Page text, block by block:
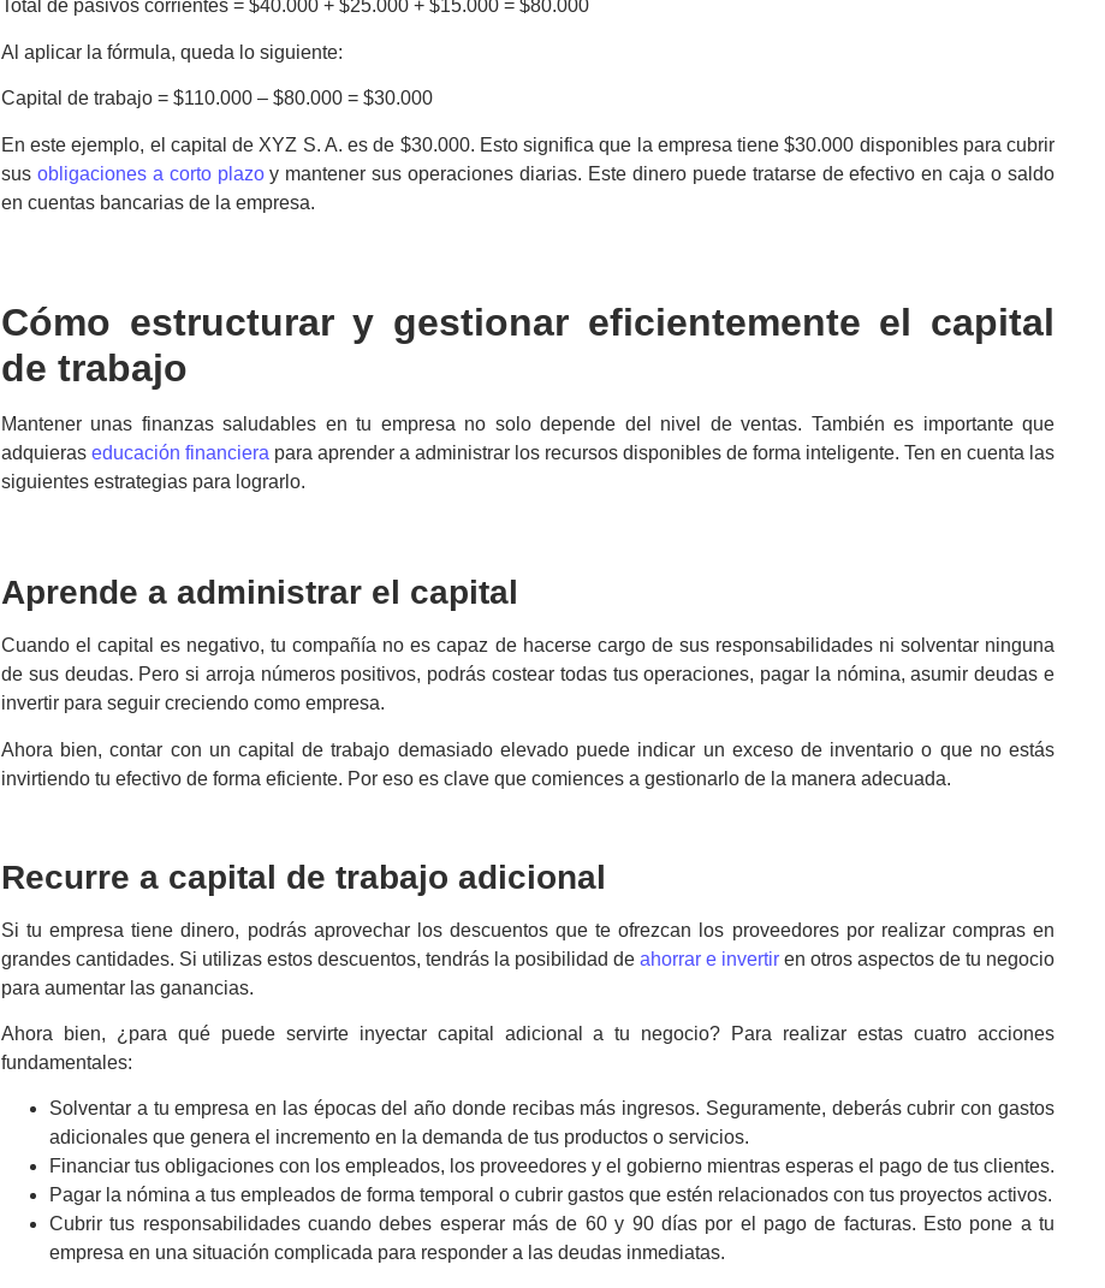
Total de pasivos corrientes = $40.000 + $25.000 + $15.000 = $80.000
Al aplicar la fórmula, queda lo siguiente:
Capital de trabajo = $110.000 – $80.000 = $30.000
En este ejemplo, el capital de XYZ S. A. es de $30.000. Esto significa que la empresa tiene $30.000 disponibles para cubrir
sus obligaciones a corto plazoy mantener sus operaciones diarias. Este dinero puede tratarse de efectivo en caja o saldo
en cuentas bancarias de la empresa.
Cómo estructurar y gestionar eficientemente el capital
de trabajo
Mantener unas finanzas saludables en tu empresa no solo depende del nivel de ventas. También es importante que
adquieras educación financiera para aprender a administrar los recursos disponibles de forma inteligente. Ten en cuenta las
siguientes estrategias para lograrlo.
Aprende a administrar el capital
Cuando el capital es negativo, tu compañía no es capaz de hacerse cargo de sus responsabilidades ni solventar ninguna
de sus deudas. Pero si arroja números positivos, podrás costear todas tus operaciones, pagar la nómina, asumir deudas e
invertir para seguir creciendo como empresa.
Ahora bien, contar con uncapital de trabajo demasiado elevado puede indicar un exceso de inventario o que no estás
invirtiendo tu efectivo de forma eficiente. Por eso es clave que comiences a gestionarlo de la manera adecuada.
Recurre a capital de trabajo adicional
Si tu empresa tiene dinero, podrás aprovechar los descuentos que te ofrezcan los proveedores por realizar compras en
grandes cantidades. Si utilizas estos descuentos, tendrás la posibilidad de ahorrar e invertir en otros aspectos de tu negocio
para aumentar las ganancias.
Ahora bien, ¿para qué puede servirte inyectar capital adicional a tu negocio? Para realizar estas cuatro acciones
fundamentales:
Solventar a tu empresa en las épocas del año donde recibas más ingresos. Seguramente, deberás cubrir con gastos
adicionales que genera el incremento en la demanda de tus productos o servicios.
Financiar tus obligaciones con los empleados, los proveedores y el gobierno mientras esperas el pago de tus clientes.
Pagar la nómina a tus empleados de forma temporal o cubrir gastos que estén relacionados con tus proyectos activos.
Cubrir tus responsabilidades cuando debes esperar más de 60 y 90 días por el pago de facturas. Esto pone a tu
empresa en una situación complicada para responder a las deudas inmediatas.